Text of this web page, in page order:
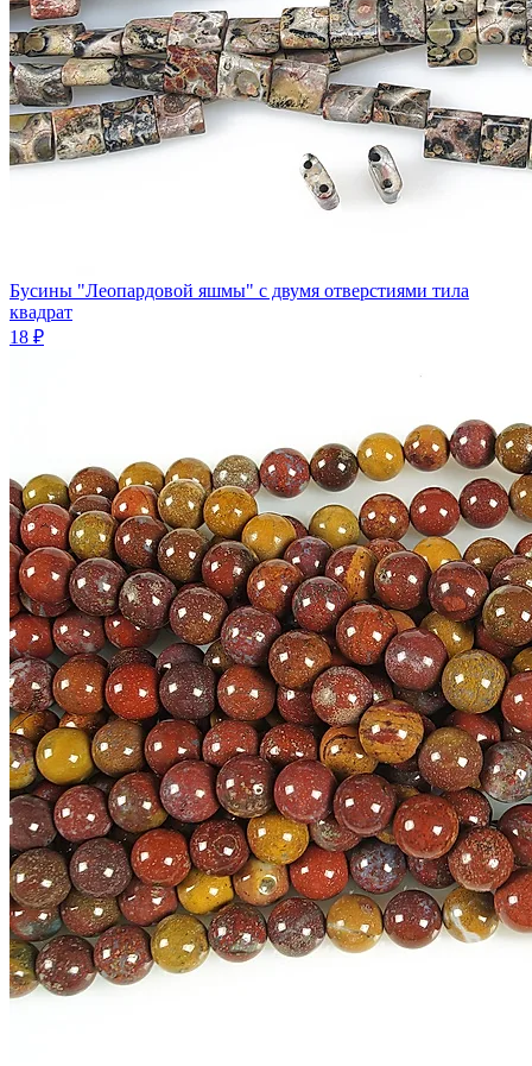
Бусины "Леопардовой яшмы" с двумя отверстиями тила
квадрат
18 ₽